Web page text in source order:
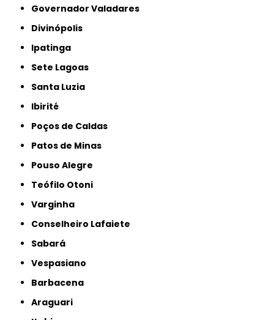
Governador Valadares
Divinópolis
Ipatinga
Sete Lagoas
Santa Luzia
Ibirité
Poços de Caldas
Patos de Minas
Pouso Alegre
Teófilo Otoni
Varginha
Conselheiro Lafaiete
Sabará
Vespasiano
Barbacena
Araguari